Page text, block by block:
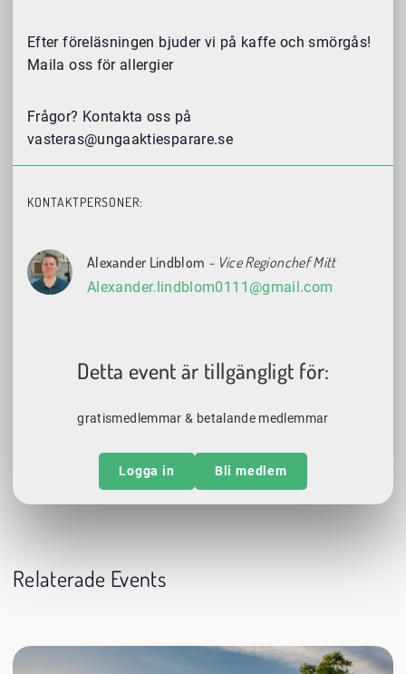
Efter föreläsningen bjuder vi på kaffe och smörgås!
Maila oss för allergier
Frågor? Kontakta oss på
vasteras@ungaaktiesparare.se
KONTAKTPERSONER:
Alexander Lindblom - Vice Regionchef Mitt
Alexander.lindblom0111@gmail.com
Detta event är tillgängligt för:
gratismedlemmar & betalande medlemmar
Logga in Bli medlem
Relaterade Events